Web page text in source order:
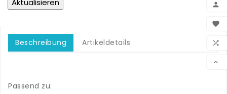




Beschreibung Artikeldetails
Passend zu: